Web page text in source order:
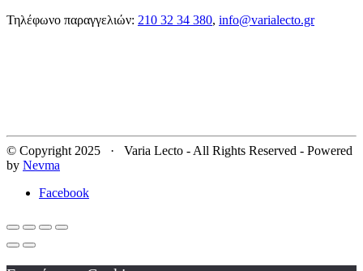
Τηλέφωνο παραγγελιών: 210 32 34 380, info@varialecto.gr
© Copyright 2025 · Varia Lecto - All Rights Reserved - Powered
by Nevma
Facebook